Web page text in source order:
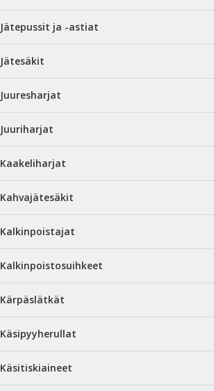
Jätepussit ja -astiat
Jätesäkit
Juuresharjat
Juuriharjat
Kaakeliharjat
Kahvajätesäkit
Kalkinpoistajat
Kalkinpoistosuihkeet
Kärpäslätkät
Käsipyyherullat
Käsitiskiaineet